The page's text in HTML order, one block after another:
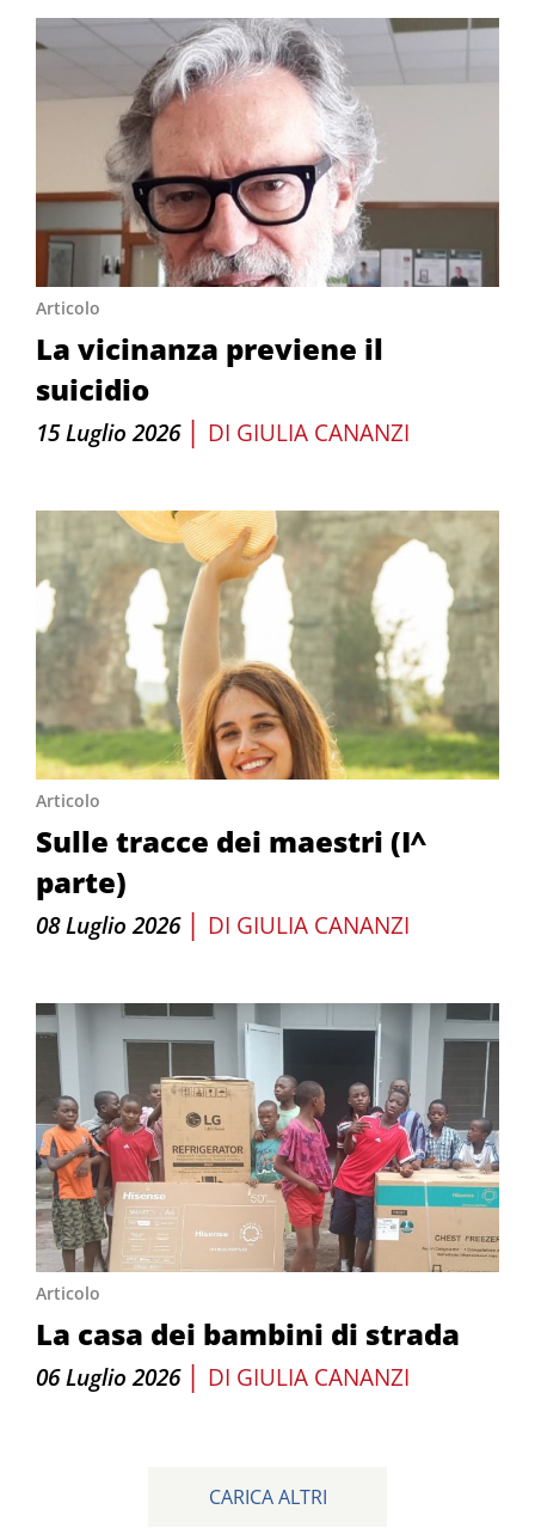
Articolo
La vicinanza previene il
suicidio
15 Luglio 2026 | DI GIULIA CANANZI
Articolo
Sulle tracce dei maestri (I^
parte)
08 Luglio 2026 | DI GIULIA CANANZI
Articolo
La casa dei bambini di strada
06 Luglio 2026 | DI GIULIA CANANZI
CARICA ALTRI